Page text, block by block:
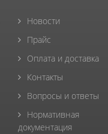
Новости
Прайс
Оплата и доставка
Контакты
Вопросы и ответы
Нормативная
документация